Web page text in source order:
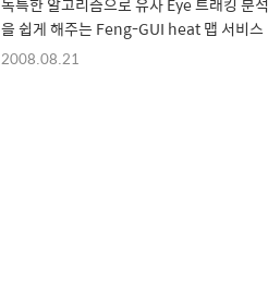
을 쉽게 해주는 Feng-GUI heat 맵 서비스
2008.08.21